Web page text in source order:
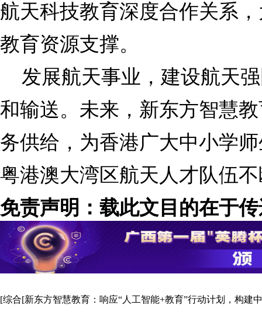
航天科技教育深度合作关系
教育资源支撑。
发展航天事业，建设航天
和输送。未来，新东方智慧
务供给，为香港广大中小学
粤港澳大湾区航天人才队伍
免责声明：载此文目的在于
场。
[综合[新东方智慧教育：响应“人工智能+教育”行动计划，构建